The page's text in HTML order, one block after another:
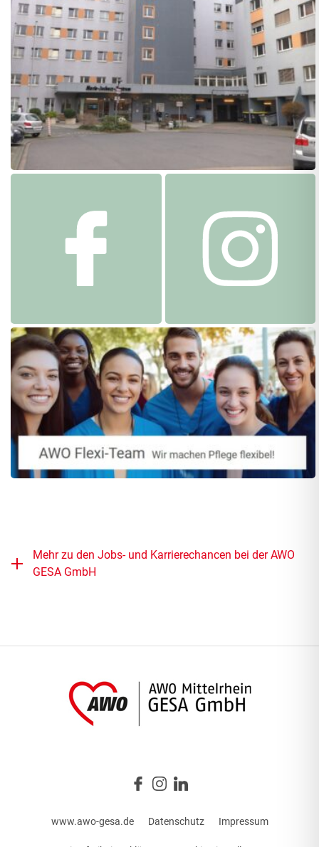
Mehr zu den Jobs- und Karrierechancen bei der AWO
GESA GmbH
www.awo-gesa.de Datenschutz Impressum